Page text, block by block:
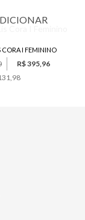
CORA I FEMININO
R$ 395,96